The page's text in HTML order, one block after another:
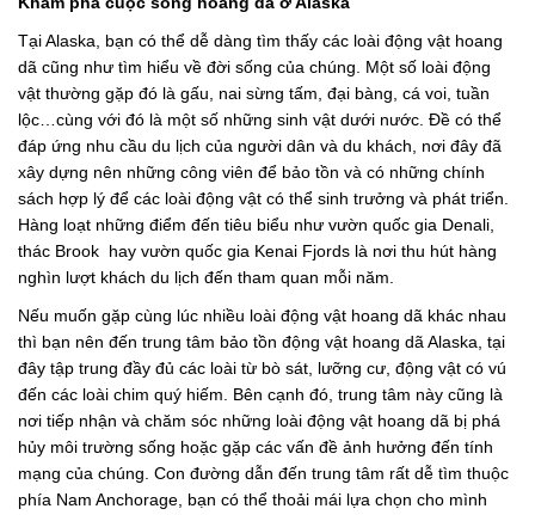
Tại Alaska, bạn có thể dễ dàng tìm thấy các loài động vật hoang
dã cũng như tìm hiểu về đời sống của chúng. Một số loài động
vật thường gặp đó là gấu, nai sừng tấm, đại bàng, cá voi, tuần
lộc…cùng với đó là một số những sinh vật dưới nước. Đề có thể
đáp ứng nhu cầu du lịch của người dân và du khách, nơi đây đã
xây dựng nên những công viên để bảo tồn và có những chính
sách hợp lý để các loài động vật có thể sinh trưởng và phát triển.
Hàng loạt những điểm đến tiêu biểu như vườn quốc gia Denali,
thác Brook hay vườn quốc gia Kenai Fjords là nơi thu hút hàng
nghìn lượt khách du lịch đến tham quan mỗi năm.
Nếu muốn gặp cùng lúc nhiều loài động vật hoang dã khác nhau
thì bạn nên đến trung tâm bảo tồn động vật hoang dã Alaska, tại
đây tập trung đầy đủ các loài từ bò sát, lưỡng cư, động vật có vú
đến các loài chim quý hiếm. Bên cạnh đó, trung tâm này cũng là
nơi tiếp nhận và chăm sóc những loài động vật hoang dã bị phá
hủy môi trường sống hoặc gặp các vấn đề ảnh hưởng đến tính
mạng của chúng. Con đường dẫn đến trung tâm rất dễ tìm thuộc
phía Nam Anchorage, bạn có thể thoải mái lựa chọn cho mình